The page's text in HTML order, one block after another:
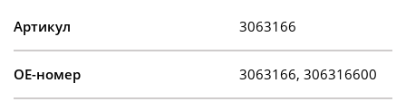
Артикул 3063166
OE-номер 3063166, 306316600